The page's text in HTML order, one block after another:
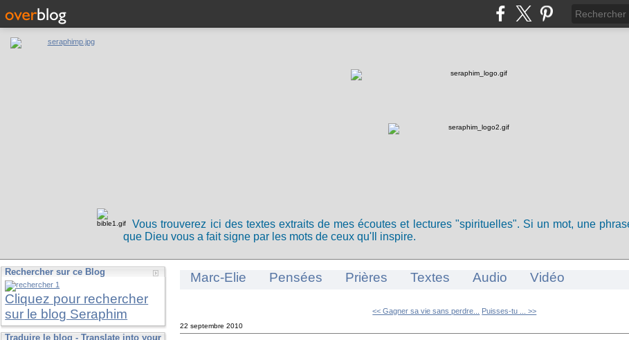
Vous trouverez ici des textes extraits de mes écoutes et lectures "spirituelles". Si un mot, une
que Dieu vous a fait signe par les mots de ceux qu'Il inspire.
Rechercher sur ce Blog
Cliquez pour rechercher
sur le blog Seraphim
Traduire le blog - Translate into your
Marc-Elie Pensées Prières Textes Audio Vidéo
<< Gagner sa vie sans perdre... Puisses-tu ... >>
22 septembre 2010